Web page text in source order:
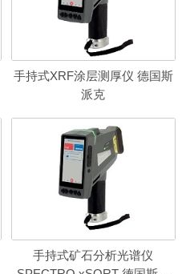
手持式XRF涂层测厚仪 德国斯
派克
手持式矿石分析光谱仪